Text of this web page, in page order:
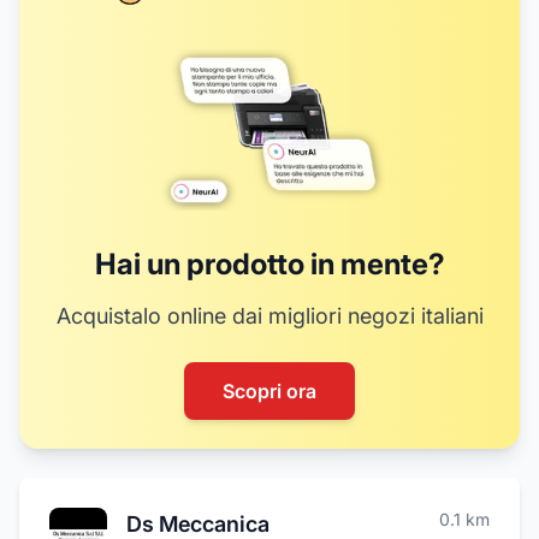
Hai un prodotto in mente?
Acquistalo online dai migliori negozi italiani
Scopri ora
Ds Meccanica 0.1 km